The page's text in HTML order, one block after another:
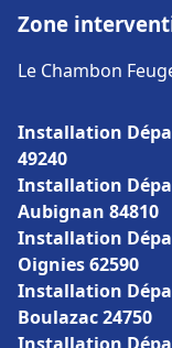
Zone
Le Chambon
Installation
49240
Installation
Aubignan 84810
Installation
Oignies 62590
Installation
Boulazac 24750